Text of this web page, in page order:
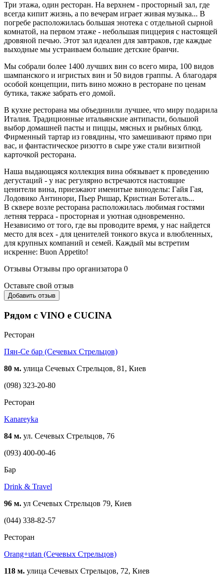
Три этажа, один ресторан. На верхнем - просторный зал, где
всегда кипит жизнь, а по вечерам играет живая музыка... В
погребе расположилась большая энотека с отдельной сырной
комнатой, на первом этаже - небольшая пиццерия с настоящей
дровяной печью. Этот зал идеален для завтраков, где каждые
выходные мы устраиваем большие детские бранчи.
Мы собрали более 1400 лучших вин со всего мира, 100 видов
шампанского и игристых вин и 50 видов граппы. А благодаря
особой концепции, пить вино можно в ресторане по ценам
бутика, также забрать его домой.
В кухне ресторана мы объединили лучшее, что миру подарила
Италия. Традиционные итальянские антипасти, большой
выбор домашней пасты и пиццы, мясных и рыбных блюд.
Фирменный тартар из говядины, что замешивают прямо при
вас, и фантастическое ризотто в сыре уже стали визитной
карточкой ресторана.
Наша выдающаяся коллекция вина обязывает к проведению
дегустаций - у нас регулярно встречаются настоящие
ценители вина, приезжают именитые виноделы: Гайя Гая,
Лодовико Антинори, Пьер Ришар, Кристиан Ботегаль...
В сквере возле ресторана расположилась любимая гостями
летняя терраса - просторная и уютная одновременно.
Независимо от того, где вы проводите время, у нас найдется
место для всех - для ценителей тонкого вкуса и влюбленных,
для крупных компаний и семей. Каждый мы встретим
искренне: Buon Appetito!
Отзывы Отзывы про организатора 0
Оставьте свой отзыв
Добавить отзыв
Рядом с VINO e CUCINA
Ресторан
Пян-Се бар (Сечевых Стрельцов)
80 м. улица Сечевых Стрельцов, 81, Киев
(098) 323-20-80
Ресторан
Kanareyka
84 м. ул. Сечевых Стрельцов, 76
(093) 400-00-46
Бар
Drink & Travel
96 м. ул Сечевых Стрельцов 79, Киев
(044) 338-82-57
Ресторан
Orang+utan (Сечевых Стрельцов)
118 м. улица Сечевых Стрельцов, 72, Киев